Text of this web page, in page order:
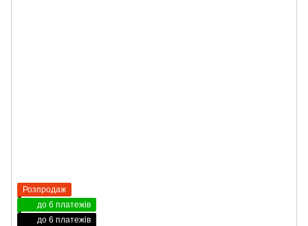
Розпродаж
до 6 платежів
до 6 платежів